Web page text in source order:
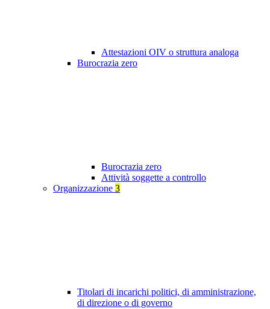
Attestazioni OIV o struttura analoga
Burocrazia zero
Burocrazia zero
Attività soggette a controllo
Organizzazione 3
Titolari di incarichi politici, di amministrazione,
di direzione o di governo